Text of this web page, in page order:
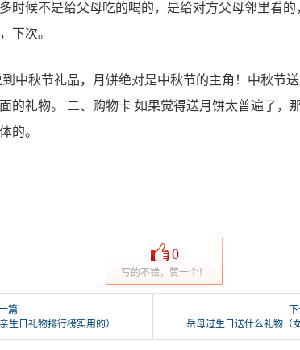
时候不是给父母吃的喝的，是给对方父母邻里看
下次。
中秋节礼品，月饼绝对是中秋节的主角！中秋节
的礼物。 二、购物卡 如果觉得送月饼太普遍了，
的。
0
写的不错，赞一个！
篇
生日礼物排行榜实用的）
岳母过生日送什么礼物（